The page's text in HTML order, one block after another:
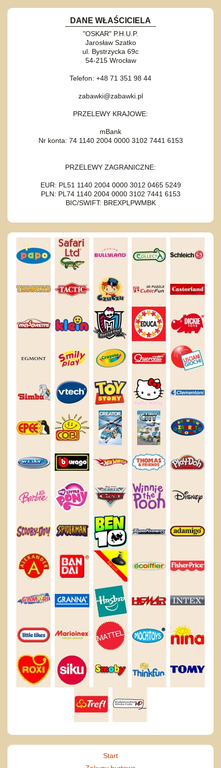
DANE WŁAŚCICIELA
"OSKAR" P.H.U.P.
Jarosław Szatko
ul. Bystrzycka 69c
54-215 Wrocław
Telefon: +48 71 351 98 44
zabawki@zabawki.pl
PRZELEWY KRAJOWE:
mBank
Nr konta: 74 1140 2004 0000 3102 7441 6153
PRZELEWY ZAGRANICZNE:
EUR: PL51 1140 2004 0000 3012 0465 5249
PLN: PL74 1140 2004 0000 3102 7441 6153
BIC/SWIFT: BREXPLPWMBK
Start